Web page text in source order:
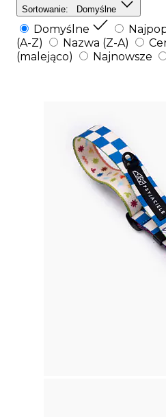
Sortowanie: Domyślne
Domyślne
(A-Z)
Nazwa (Z-A)
(malejąco)
Najnowsze